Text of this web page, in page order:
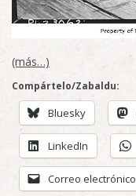
(más…)
Compártelo/Zabaldu:
Bluesky
LinkedIn
Correo electrónico